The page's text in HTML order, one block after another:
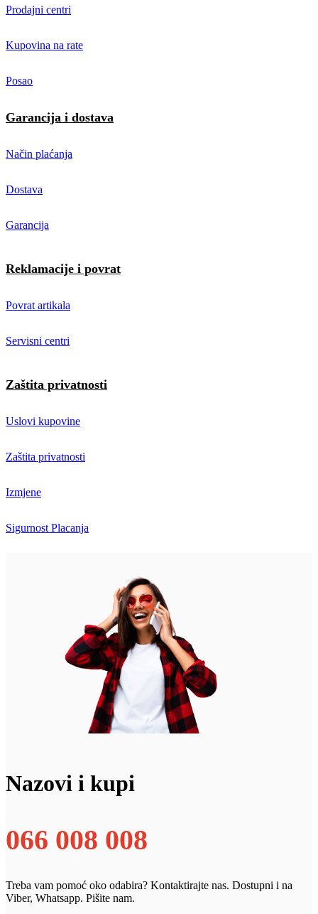
Prodajni centri
Kupovina na rate
Posao
Garancija i dostava
Način plaćanja
Dostava
Garancija
Reklamacije i povrat
Povrat artikala
Servisni centri
Zaštita privatnosti
Uslovi kupovine
Zaštita privatnosti
Izmjene
Sigurnost Placanja
Nazovi i kupi
066 008 008
Treba vam pomoć oko odabira? Kontaktirajte nas. Dostupni i na
Viber, Whatsapp. Pišite nam.